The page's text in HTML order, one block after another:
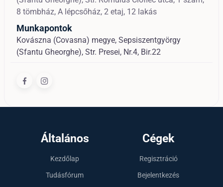
8 tömbház, A lépcsőház, 2 etaj, 12 lakás
Munkapontok
Kovászna (Covasna) megye, Sepsiszentgyörgy
(Sfantu Gheorghe), Str. Presei, Nr.4, Bir.22
Általános
Kezdőlap
Tudásfórum
Cégek
Regisztráció
Bejelentkezés